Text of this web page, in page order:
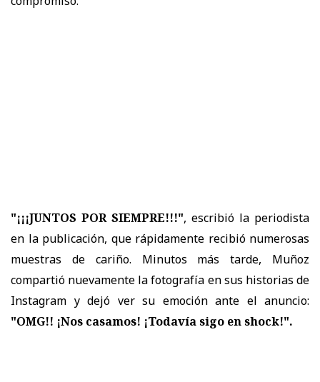
"¡¡¡JUNTOS POR SIEMPRE!!!", escribió la periodista
en la publicación, que rápidamente recibió numerosas
muestras de cariño. Minutos más tarde, Muñoz
compartió nuevamente la fotografía en sus historias de
Instagram y dejó ver su emoción ante el anuncio:
"OMG!! ¡Nos casamos! ¡Todavía sigo en shock!".